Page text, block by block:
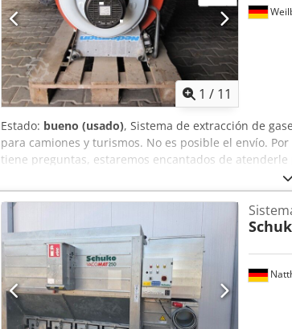
1 / 11
Estado: bueno (usado), Sistema de extracción de
para camiones y turismos. No es posible el envío.
tiene preguntas, estaremos encantados de
con cita previa por teléfono. Djdpfoztkalox Aiaock